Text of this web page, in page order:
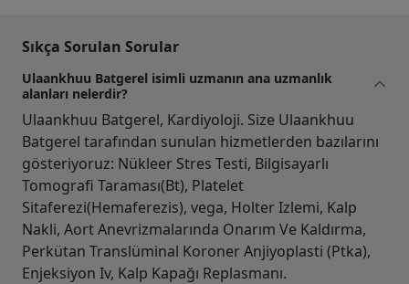
Sıkça Sorulan Sorular
Ulaankhuu Batgerel isimli uzmanın ana uzmanlık
alanları nelerdir?
Ulaankhuu Batgerel, Kardiyoloji. Size Ulaankhuu
Batgerel tarafından sunulan hizmetlerden bazılarını
gösteriyoruz: Nükleer Stres Testi, Bilgisayarlı
Tomografi Taraması(Bt), Platelet
Sitaferezi(Hemaferezis), vega, Holter Izlemi, Kalp
Nakli, Aort Anevrizmalarında Onarım Ve Kaldırma,
Perkütan Translüminal Koroner Anjiyoplasti (Ptka),
Enjeksiyon Iv, Kalp Kapağı Replasmanı.